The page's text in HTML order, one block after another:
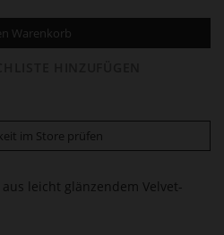
Warenkorb
im Store prüfen
leicht glänzendem Velvet-